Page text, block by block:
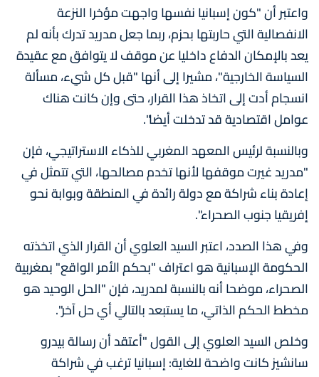
واعتبر أن "كون إسبانيا نفسها واجهت مؤخرا النزعة
الانفصالية التي حاربتها بحزم، ربما جعل مدريد تدرك بأنه لم
يعد بالإمكان الدفاع داخليا عن موقف لا يتوافق مع عقيدة
السياسة الخارجية"، مشيرا إلى أنها "قبل كل شيء، مسألة
انسجام أدت إلى اتخاذ هذا القرار، حتى وإن كانت هناك
عوامل اقتصادية قد تدخلت أيضا".
وبالنسبة لرئيس المعهد المغربي للذكاء الاستراتيجي، فإن
"مدريد غيرت موقفها لأنها تخدم مصالحها، التي تتمثل في
إعادة بناء شراكة مع دولة رائدة في المنطقة وبوابة نحو
إفريقيا جنوب الصحراء".
وفي هذا الصدد، اعتبر السيد العلوي أن القرار الذي اتخذته
الحكومة الإسبانية هو اعتراف "بحكم الأمر الواقع" بمغربية
الصحراء، موضحا أنه بالنسبة لمدريد، فإن "الحل الوحيد هو
مخطط الحكم الذاتي، ما يستبعد بالتالي أي حل آخر".
وخلص السيد العلوي إلى القول "أعتقد أن رسالة بيدرو
سانشيز كانت واضحة للغاية: إسبانيا ترغب في شراكة